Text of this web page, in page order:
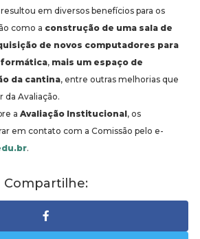
resultou em diversos benefícios para os
como a construção de uma sala de
de novos computadores para
, mais um espaço de
da cantina, entre outras melhorias que
da Avaliação.
a Avaliação Institucional, os
em contato com a Comissão pelo e-
.
Compartilhe: